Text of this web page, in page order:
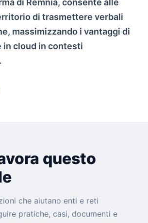
di Remnia, consente alle
di trasmettere verbali
massimizzando i vantaggi di
in cloud in contesti
questo
che aiutano enti e reti
pratiche, casi, documenti e